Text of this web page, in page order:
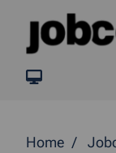
Springe
Home